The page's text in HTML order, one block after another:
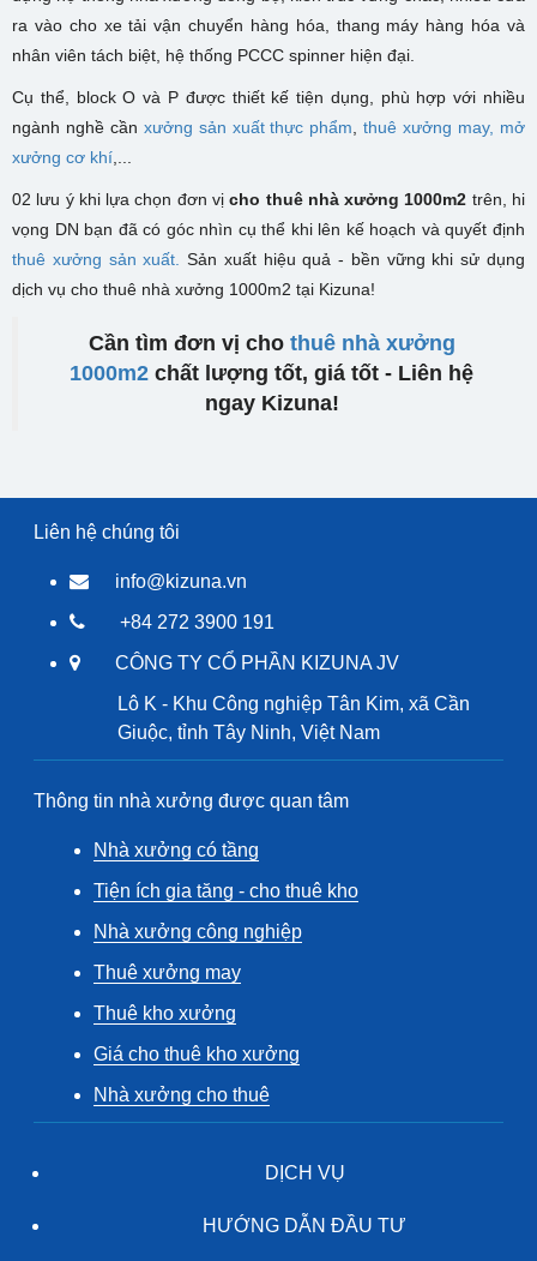
ra vào cho xe tải vận chuyển hàng hóa, thang máy hàng hóa và
nhân viên tách biệt, hệ thống PCCC spinner hiện đại.
Cụ thể, block O và P được thiết kế tiện dụng, phù hợp với nhiều
ngành nghề cần xưởng sản xuất thực phẩm ,thuê xưởng may, mở
xưởng cơ khí
02 lưu ý khi lựa chọn đơn vịcho thuê nhà xưởng 1000m2 trên, hi
vọng DN bạn đã có góc nhìn cụ thể khi lên kế hoạch và quyết định
thuê xưởng sản xuất.Sản xuất hiệu quả - bền vững khi sử dụng
dịch vụ cho thuê nhà xưởng 1000m2 tại Kizuna!
Cần tìm đơn vị cho thuê nhà xưởng
1000m2 chất lượng tốt, giá tốt - Liên hệ
ngay Kizuna!
Liên hệ chúng tôi
info@kizuna.vn
+84 272 3900 191
CÔNG TY CỔ PHẦN KIZUNA JV
Lô K - Khu Công nghiệp Tân Kim, xã Cần
Giuộc, tỉnh Tây Ninh, Việt Nam
Thông tin nhà xưởng được quan tâm
Nhà xưởng có tầng
Tiện ích gia tăng - cho thuê kho
Nhà xưởng công nghiệp
Thuê xưởng may
Thuê kho xưởng
Giá cho thuê kho xưởng
Nhà xưởng cho thuê
DỊCH VỤ
HƯỚNG DẪN ĐẦU TƯ